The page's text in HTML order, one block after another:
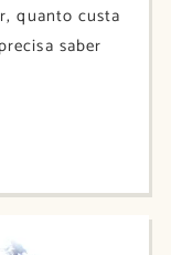
quanto custa
saber